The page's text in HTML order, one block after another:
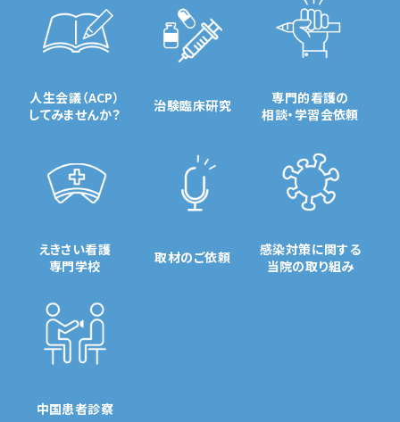
人生会議（ACP）
してみませんか？
治験臨床研究
専門的看護の
相談・学習会依頼
えきさい看護
専門学校
取材のご依頼
感染対策に関する
当院の取り組み
中国患者診察